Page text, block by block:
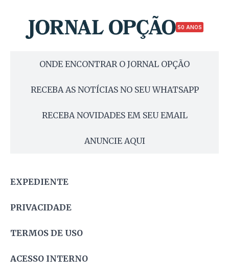
50 ANOS
ONDE ENCONTRAR O JORNAL OPÇÃO
RECEBA AS NOTÍCIAS NO SEU WHATSAPP
RECEBA NOVIDADES EM SEU EMAIL
ANUNCIE AQUI
EXPEDIENTE
PRIVACIDADE
TERMOS DE USO
ACESSO INTERNO